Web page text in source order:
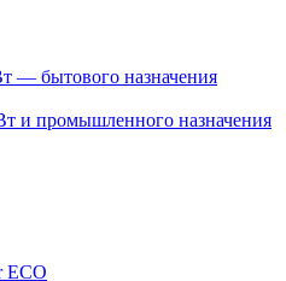
— бытового назначения
и промышленного назначения
ECO